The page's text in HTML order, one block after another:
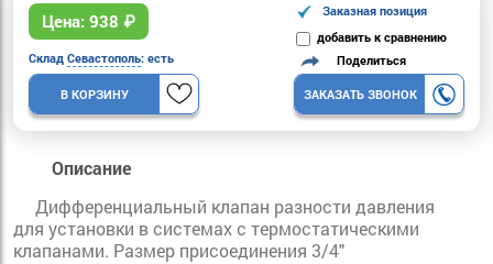
Цена: 938 ₽
Заказная позиция
добавить к сравнению
Склад Севастополь: есть
В КОРЗИНУ
Поделиться
ЗАКАЗАТЬ ЗВОНОК
Описание
Дифференциальный клапан разности давления
для установки в системах с термостатическими
клапанами. Размер присоединения 3/4"